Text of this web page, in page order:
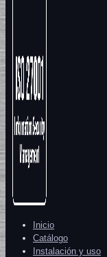
Inicio
Catálogo
Instalación y uso